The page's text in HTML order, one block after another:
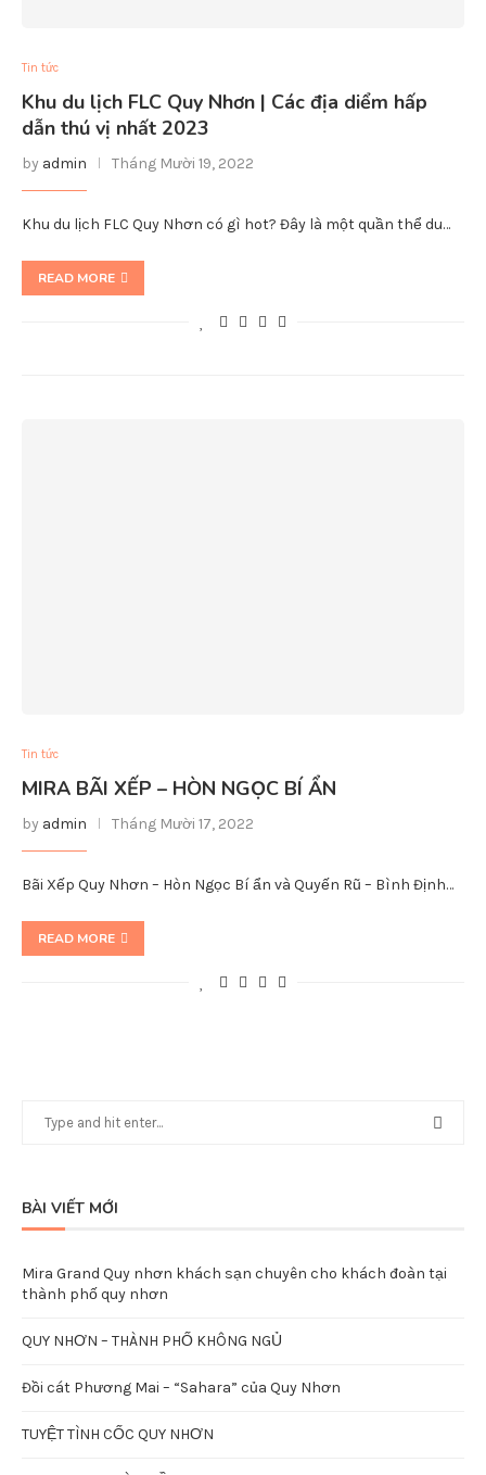
Tin tức
Khu du lịch FLC Quy Nhơn | Các địa diểm hấp
dẫn thú vị nhất 2023
by admin Tháng Mười 19, 2022
Khu du lịch FLC Quy Nhơn có gì hot? Đây là một quần thể du…
READ MORE
Tin tức
MIRA BÃI XẾP – HÒN NGỌC BÍ ẨN
by admin Tháng Mười 17, 2022
Bãi Xếp Quy Nhơn – Hòn Ngọc Bí ẩn và Quyến Rũ – Bình Định…
READ MORE
BÀI VIẾT MỚI
Mira Grand Quy nhơn khách sạn chuyên cho khách đoàn tại
thành phố quy nhơn
QUY NHƠN – THÀNH PHỐ KHÔNG NGỦ
Đồi cát Phương Mai – “Sahara” của Quy Nhơn
TUYỆT TÌNH CỐC QUY NHƠN